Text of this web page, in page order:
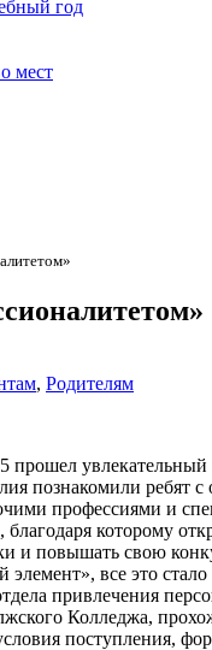
год
мест
, Родителям
прошел
ребят с
профессиями и
которому
повышать свою
элемент», все это
привлечения
Колледжа,
поступления,